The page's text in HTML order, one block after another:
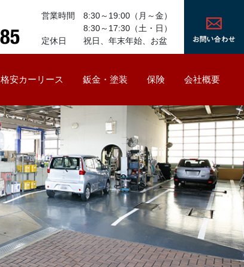
営業時間 8:30～19:00（月～金）
8:30～17:30（土・日）
定休日 祝日、年末年始、お盆
格安カーリース 鈑金・塗装 保険 会社概要